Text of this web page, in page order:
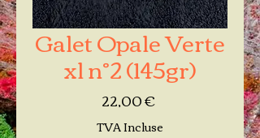
Galet Opale Verte
xl n°2 (145gr)
22,00 €Prix
TVA Incluse